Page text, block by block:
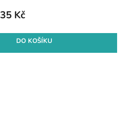
35 Kč
DO KOŠÍKU